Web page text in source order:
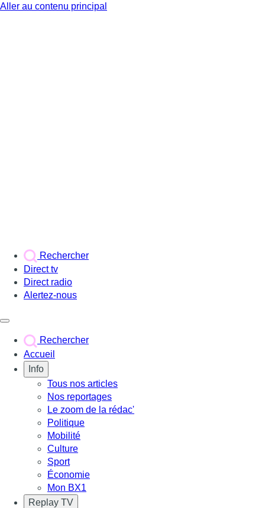
Aller au contenu principal
Rechercher
Direct tv
Direct radio
Alertez-nous
Rechercher
Accueil
Info
Tous nos articles
Nos reportages
Le zoom de la rédac'
Politique
Mobilité
Culture
Sport
Économie
Mon BX1
Replay TV